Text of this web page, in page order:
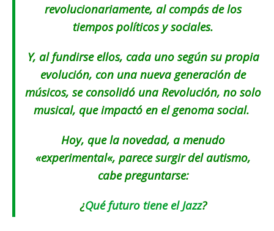
revolucionariamente, al compás de los
tiempos políticos y sociales.
Y, al fundirse ellos, cada uno según su propia
evolución, con una nueva generación de
músicos, se consolidó una Revolución, no solo
musical, que impactó en el genoma social.
Hoy, que la novedad, a menudo
«experimental«, parece surgir del autismo,
cabe preguntarse:
¿Qué futuro tiene el Jazz?